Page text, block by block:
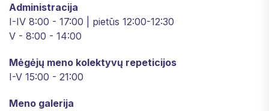
Administracija
I-IV 8:00 - 17:00 | pietūs 12:00-12:30
V - 8:00 - 14:00
Mėgėjų meno kolektyvų repeticijos
I-V 15:00 - 21:00
Meno galerija